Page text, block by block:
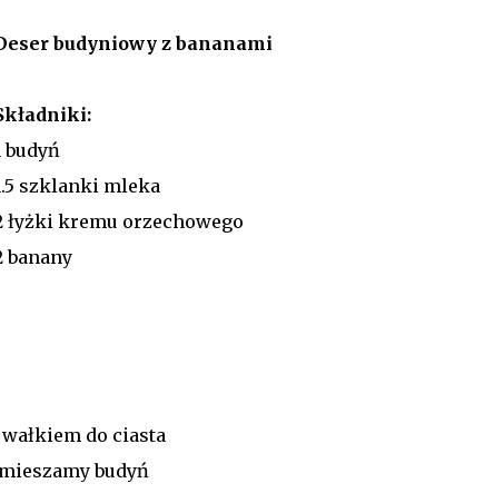
budyniowy z bananami
budyń
szklanki mleka
łyżki kremu orzechowego
banany
do ciasta
budyń